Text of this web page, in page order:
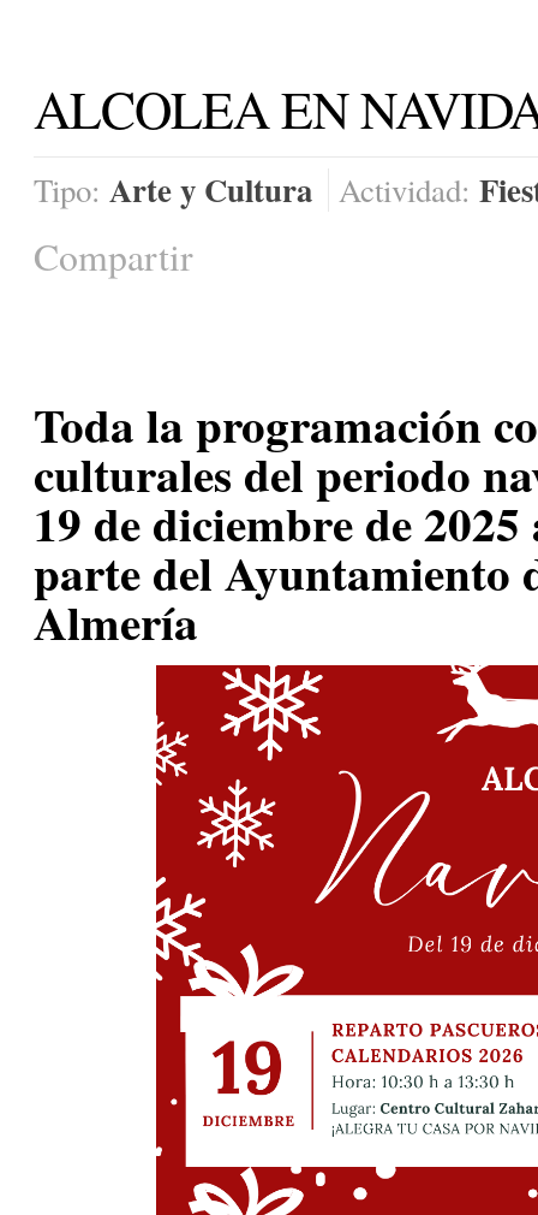
ALCOLEA EN
Tipo: Arte y Cultura Actividad:
Compartir
Toda la programación
culturales del periodo
19 de diciembre de
parte del Ayuntamiento
Almería